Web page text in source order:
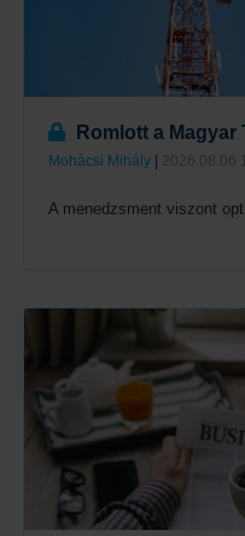
Romlott a
Mohácsi Mihály | 2026.08.06
A menedzsment viszont